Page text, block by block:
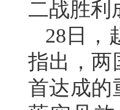
二战胜利
28日，
指出，两
首达成的